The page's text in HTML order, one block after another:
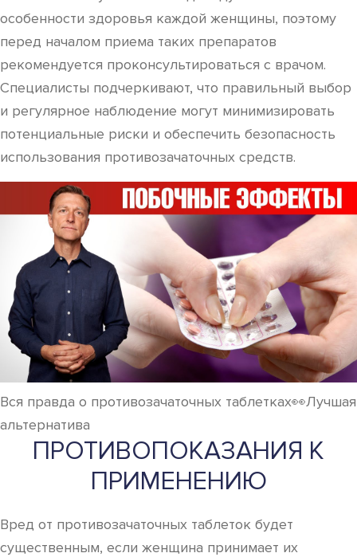
особенности здоровья каждой женщины, поэтому
перед началом приема таких препаратов
рекомендуется проконсультироваться с врачом.
Специалисты подчеркивают, что правильный выбор
и регулярное наблюдение могут минимизировать
потенциальные риски и обеспечить безопасность
использования противозачаточных средств.
Вся правда о противозачаточных таблетках👀Лучшая
альтернатива
ПРОТИВОПОКАЗАНИЯ К
ПРИМЕНЕНИЮ
Вред от противозачаточных таблеток будет
существенным, если женщина принимает их